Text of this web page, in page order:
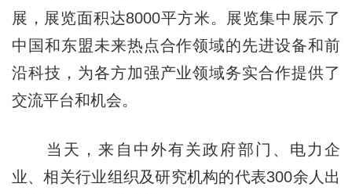
展，展览面积达8000平方米。展览集中展示了
中国和东盟未来热点合作领域的先进设备和前
沿科技，为各方加强产业领域务实合作提供了
交流平台和机会。
当天，来自中外有关政府部门、电力企
业、相关行业组织及研究机构的代表300余人出